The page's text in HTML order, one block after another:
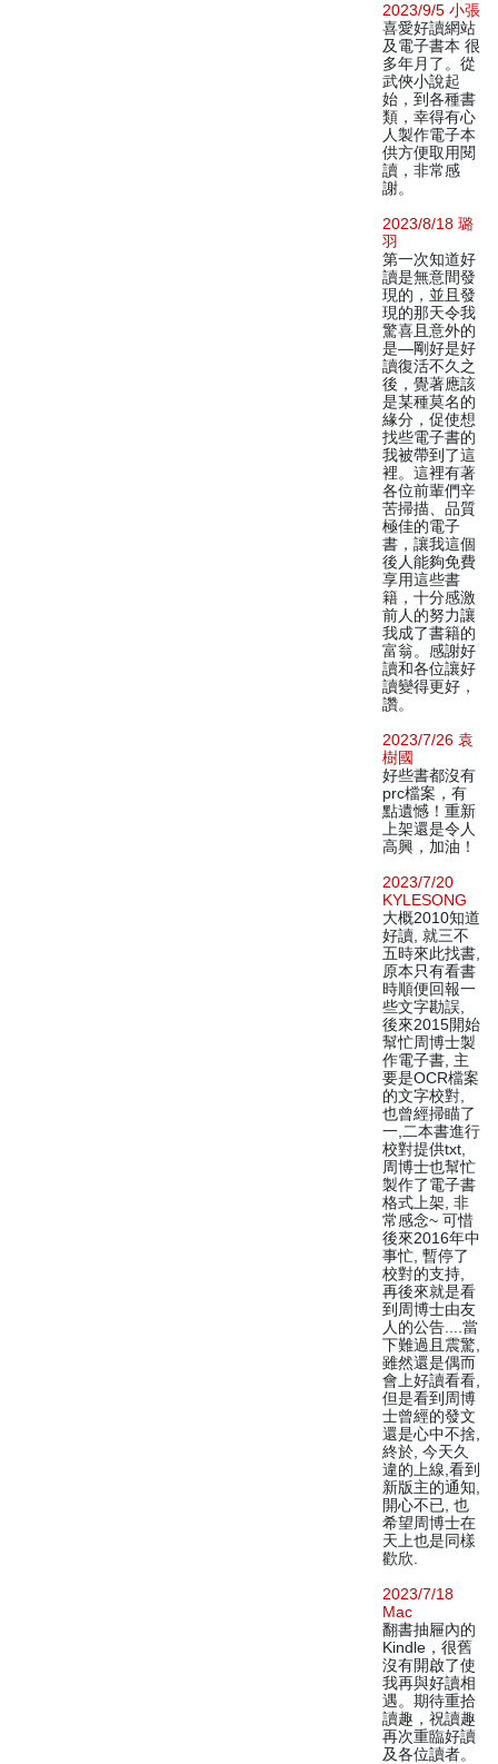
2023/9/5 小張
喜愛好讀網站
及電子書本 很
多年月了。從
武俠小說起
始，到各種書
類，幸得有心
人製作電子本
供方便取用閱
讀，非常感
謝。
2023/8/18 璐
羽
第一次知道好
讀是無意間發
現的，並且發
現的那天令我
驚喜且意外的
是—剛好是好
讀復活不久之
後，覺著應該
是某種莫名的
緣分，促使想
找些電子書的
我被帶到了這
裡。這裡有著
各位前輩們辛
苦掃描、品質
極佳的電子
書，讓我這個
後人能夠免費
享用這些書
籍，十分感激
前人的努力讓
我成了書籍的
富翁。感謝好
讀和各位讓好
讀變得更好，
讚。
2023/7/26 袁
樹國
好些書都沒有
prc檔案，有
點遺憾！重新
上架還是令人
高興，加油！
2023/7/20
KYLESONG
大概2010知道
好讀, 就三不
五時來此找書,
原本只有看書
時順便回報一
些文字勘誤,
後來2015開始
幫忙周博士製
作電子書, 主
要是OCR檔案
的文字校對,
也曾經掃瞄了
一,二本書進行
校對提供txt,
周博士也幫忙
製作了電子書
格式上架, 非
常感念~ 可惜
後來2016年中
事忙, 暫停了
校對的支持,
再後來就是看
到周博士由友
人的公告....當
下難過且震驚,
雖然還是偶而
會上好讀看看,
但是看到周博
士曾經的發文
還是心中不捨,
終於, 今天久
違的上線,看到
新版主的通知,
開心不已, 也
希望周博士在
天上也是同樣
歡欣.
2023/7/18
Mac
翻書抽屜內的
Kindle，很舊
沒有開啟了使
我再與好讀相
遇。期待重拾
讀趣，祝讀趣
再次重臨好讀
及各位讀者。